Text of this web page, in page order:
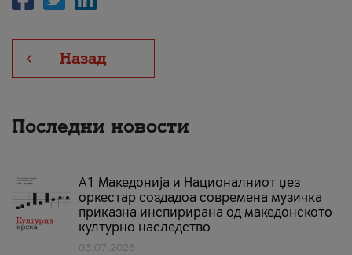
Назад
Последни новости
А1 Македонија и Националниот џез
оркестар создадоа современа музичка
приказна инспирирана од македонското
културно наследство
03.07.2026